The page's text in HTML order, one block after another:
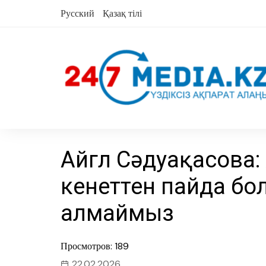
Русский Қазақ тілі
Айгүл
кенеттен пайда
алмаймыз
Просмотров: 189